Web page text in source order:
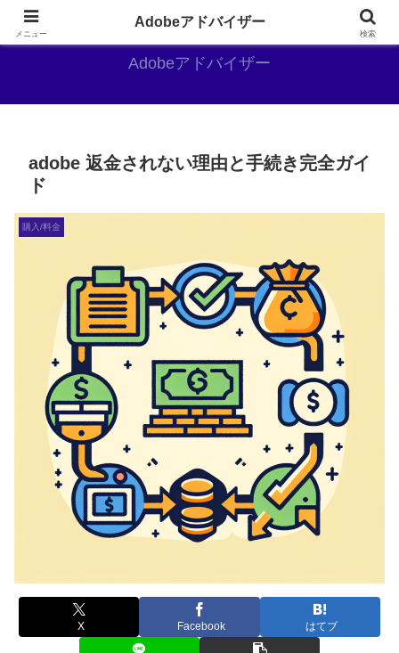
Adobe好きのAdobe推しブログ
Adobeアドバイザー
adobe 返金されない理由と手続き完全ガイ
ド
購入/料金
X Facebook はてブ
メニュー
Adobeアドバイザー
検索